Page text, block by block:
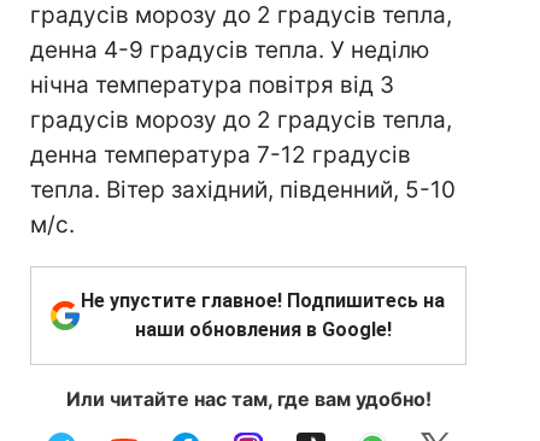
градусів морозу до 2 градусів тепла,
денна 4-9 градусів тепла. У неділю
нічна температура повітря від 3
градусів морозу до 2 градусів тепла,
денна температура 7-12 градусів
тепла. Вітер західний, південний, 5-10
м/с.
Не упустите главное! Подпишитесь на
наши обновления в Google!
Или читайте нас там, где вам удобно!